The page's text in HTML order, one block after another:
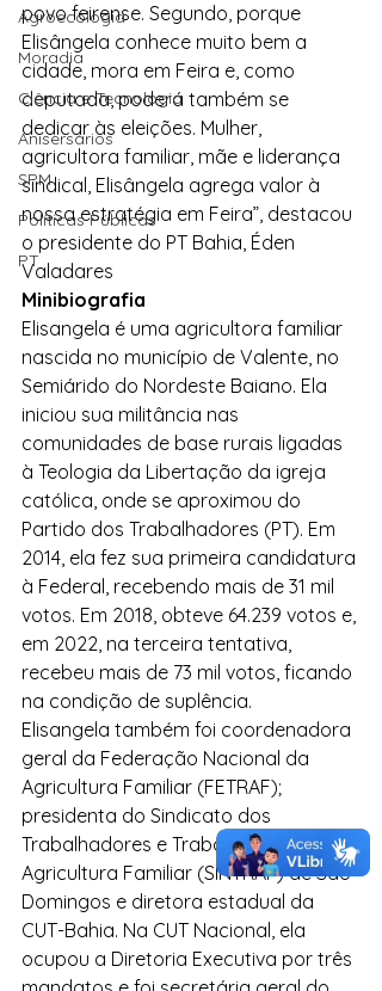
Agroecologia
Moradia
Ciência e Tecnologia
Anisersários
SPM
Políticas Públicas
PT
povo feirense. Segundo, porque
Elisângela conhece muito bem a
cidade, mora em Feira e, como
deputada, poderá também se
dedicar às eleições. Mulher,
agricultora familiar, mãe e liderança
sindical, Elisângela agrega valor à
nossa estratégia em Feira”, destacou
o presidente do PT Bahia, Éden
Valadares
Minibiografia
Elisangela é uma agricultora familiar
nascida no município de Valente, no
Semiárido do Nordeste Baiano. Ela
iniciou sua militância nas
comunidades de base rurais ligadas
à Teologia da Libertação da igreja
católica, onde se aproximou do
Partido dos Trabalhadores (PT). Em
2014, ela fez sua primeira candidatura
à Federal, recebendo mais de 31 mil
votos. Em 2018, obteve 64.239 votos e,
em 2022, na terceira tentativa,
recebeu mais de 73 mil votos, ficando
na condição de suplência.
Elisangela também foi coordenadora
geral da Federação Nacional da
Agricultura Familiar (FETRAF);
presidenta do Sindicato dos
Trabalhadores e Trabalhadoras na
Agricultura Familiar (SINTRAF) de São
Domingos e diretora estadual da
CUT-Bahia. Na CUT Nacional, ela
ocupou a Diretoria Executiva por três